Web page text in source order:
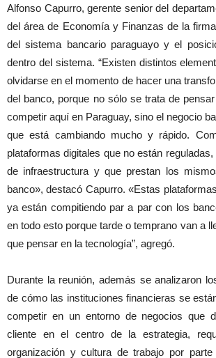
Alfonso Capurro, gerente senior del
del área de Economía y Finanzas de la
del sistema bancario paraguayo y el
dentro del sistema. “Existen distintos
olvidarse en el momento de hacer una
del banco, porque no sólo se trata de
competir aquí en Paraguay, sino el negocio
que está cambiando mucho y rápido.
plataformas digitales que no están
de infraestructura y que prestan los
banco», destacó Capurro. «Estas
ya están compitiendo par a par con los
en todo esto porque tarde o temprano van a
que pensar en la tecnología”, agregó.
Durante la reunión, además se analizaron
de cómo las instituciones financieras se
competir en un entorno de negocios que
cliente en el centro de la estrategia,
organización y cultura de trabajo por